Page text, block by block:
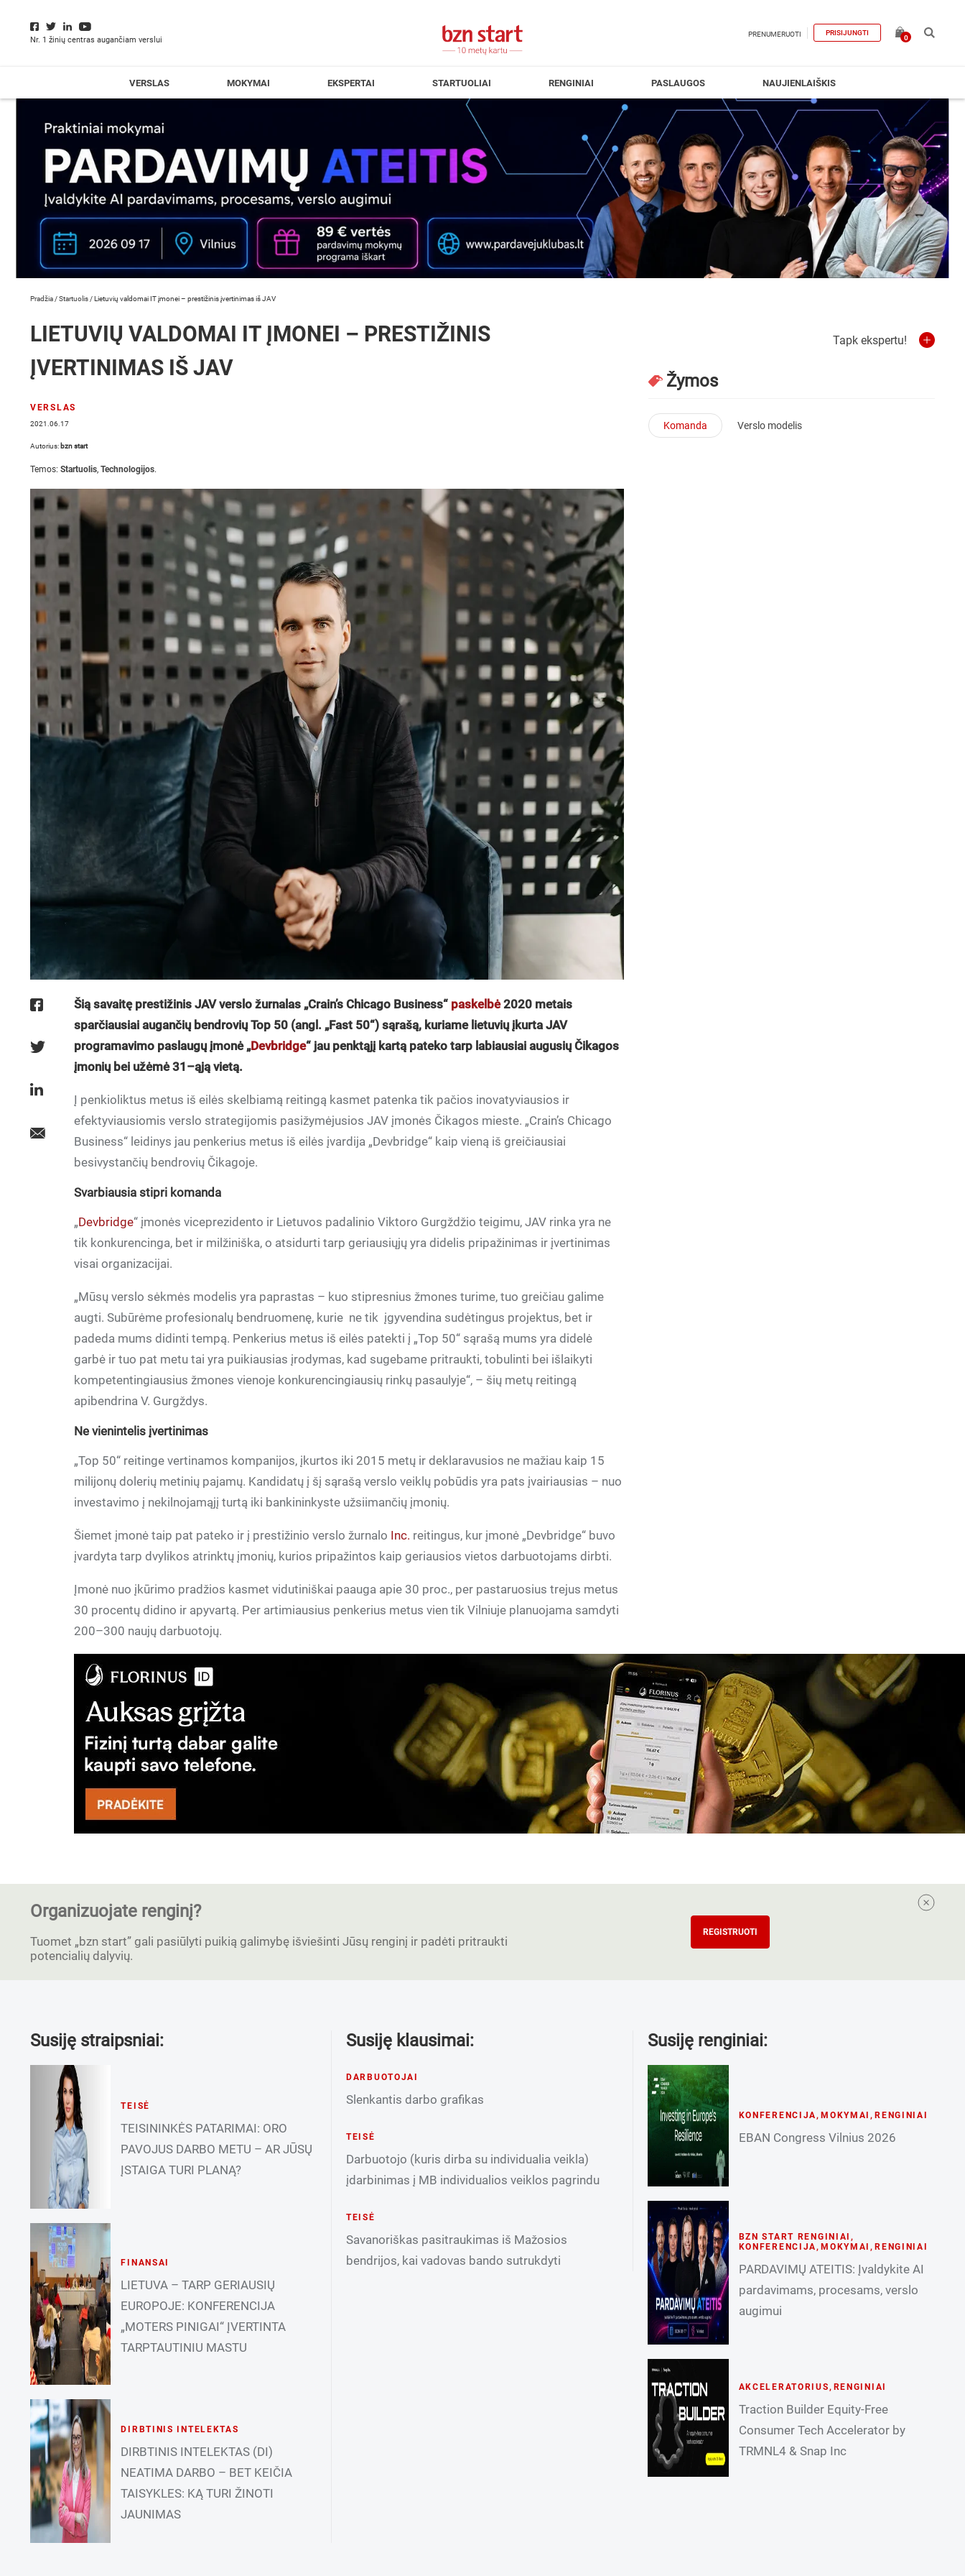
Nr. 1 žinių centras augančiam verslui
PRENUMERUOTI PRISIJUNGTI
0
VERSLAS MOKYMAI EKSPERTAI STARTUOLIAI RENGINIAI PASLAUGOS NAUJIENLAIŠKIS
Pradžia /Startuolis /Lietuvių valdomai IT įmonei – prestižinis įvertinimas iš JAV
LIETUVIŲ VALDOMAI IT ĮMONEI – PRESTIŽINIS
ĮVERTINIMAS IŠ JAV
VERSLAS
2021.06.17
Autorius: bzn start
Temos: Startuolis, Technologijos.
Šią savaitę prestižinis JAV verslo žurnalas „Crain’s Chicago Business“ paskelbė2020 metais
sparčiausiai augančių bendrovių Top 50 (angl. „Fast 50“) sąrašą, kuriame lietuvių įkurta JAV
programavimo paslaugų įmonė „Devbridge“ jau penktąjį kartą pateko tarp labiausiai augusių Čikagos
įmonių bei užėmė 31–ąją vietą.
Į penkioliktus metus iš eilės skelbiamą reitingą kasmet patenka tik pačios inovatyviausios ir
efektyviausiomis verslo strategijomis pasižymėjusios JAV įmonės Čikagos mieste. „Crain’s Chicago
Business“ leidinys jau penkerius metus iš eilės įvardija „Devbridge“ kaip vieną iš greičiausiai
besivystančių bendrovių Čikagoje.
Svarbiausia stipri komanda
„Devbridge“ įmonės viceprezidento ir Lietuvos padalinio Viktoro Gurgždžio teigimu, JAV rinka yra ne
tik konkurencinga, bet ir milžiniška, o atsidurti tarp geriausiųjų yra didelis pripažinimas ir įvertinimas
visai organizacijai.
„Mūsų verslo sėkmės modelis yra paprastas – kuo stipresnius žmones turime, tuo greičiau galime
augti. Subūrėme profesionalų bendruomenę, kurie ne tik įgyvendina sudėtingus projektus, bet ir
padeda mums didinti tempą. Penkerius metus iš eilės patekti į „Top 50“ sąrašą mums yra didelė
garbė ir tuo pat metu tai yra puikiausias įrodymas, kad sugebame pritraukti, tobulinti bei išlaikyti
kompetentingiausius žmones vienoje konkurencingiausių rinkų pasaulyje“, – šių metų reitingą
apibendrina V. Gurgždys.
Ne vienintelis įvertinimas
„Top 50“ reitinge vertinamos kompanijos, įkurtos iki 2015 metų ir deklaravusios ne mažiau kaip 15
milijonų dolerių metinių pajamų. Kandidatų į šį sąrašą verslo veiklų pobūdis yra pats įvairiausias – nuo
investavimo į nekilnojamąjį turtą iki bankininkyste užsiimančių įmonių.
Šiemet įmonė taip pat pateko ir į prestižinio verslo žurnalo Inc. reitingus, kur įmonė „Devbridge“ buvo
įvardyta tarp dvylikos atrinktų įmonių, kurios pripažintos kaip geriausios vietos darbuotojams dirbti.
Įmonė nuo įkūrimo pradžios kasmet vidutiniškai paauga apie 30 proc., per pastaruosius trejus metus
30 procentų didino ir apyvartą. Per artimiausius penkerius metus vien tik Vilniuje planuojama samdyti
200–300 naujų darbuotojų.
Tapk ekspertu!
Žymos
Komanda Verslo modelis
Organizuojate renginį?
Tuomet „bzn start” gali pasiūlyti puikią galimybę išviešinti Jūsų renginį ir padėti pritraukti
potencialių dalyvių.
REGISTRUOTI
Susiję straipsniai:
TEISĖ
TEISININKĖS PATARIMAI: ORO
PAVOJUS DARBO METU – AR JŪSŲ
ĮSTAIGA TURI PLANĄ?
FINANSAI
LIETUVA – TARP GERIAUSIŲ
EUROPOJE: KONFERENCIJA
„MOTERS PINIGAI“ ĮVERTINTA
TARPTAUTINIU MASTU
DIRBTINIS INTELEKTAS
DIRBTINIS INTELEKTAS (DI)
NEATIMA DARBO – BET KEIČIA
TAISYKLES: KĄ TURI ŽINOTI
JAUNIMAS
Susiję klausimai:
DARBUOTOJAI
Slenkantis darbo grafikas
TEISĖ
Darbuotojo (kuris dirba su individualia veikla)
įdarbinimas į MB individualios veiklos pagrindu
TEISĖ
Savanoriškas pasitraukimas iš Mažosios
bendrijos, kai vadovas bando sutrukdyti
Susiję renginiai:
KONFERENCIJA, MOKYMAI, RENGINIAI
EBAN Congress Vilnius 2026
BZN START RENGINIAI ,
KONFERENCIJA ,MOKYMAI ,RENGINIAI
PARDAVIMŲ ATEITIS: Įvaldykite AI
pardavimams, procesams, verslo
augimui
AKCELERATORIUS , RENGINIAI
Traction Builder Equity-Free
Consumer Tech Accelerator by
TRMNL4 & Snap Inc